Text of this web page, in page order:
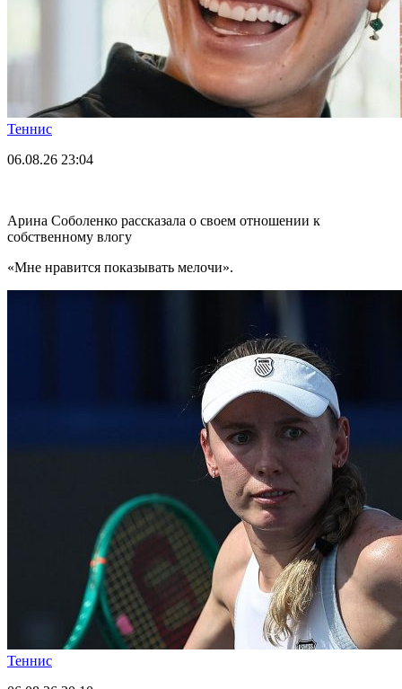
Теннис
06.08.26 23:04
Арина Соболенко рассказала о своем отношении к
собственному влогу
«Мне нравится показывать мелочи».
Теннис